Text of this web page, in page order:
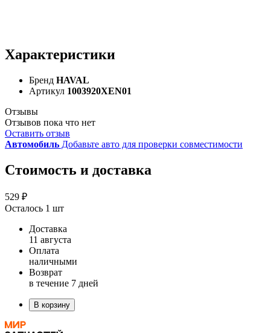
Характеристики
Бренд HAVAL
Артикул 1003920XEN01
Отзывы
Отзывов пока что нет
Оставить отзыв
Автомобиль Добавьте авто для проверки совместимости
Стоимость и доставка
529 ₽
Осталось 1 шт
Доставка
11 августа
Оплата
наличными
Возврат
в течение 7 дней
В корзину